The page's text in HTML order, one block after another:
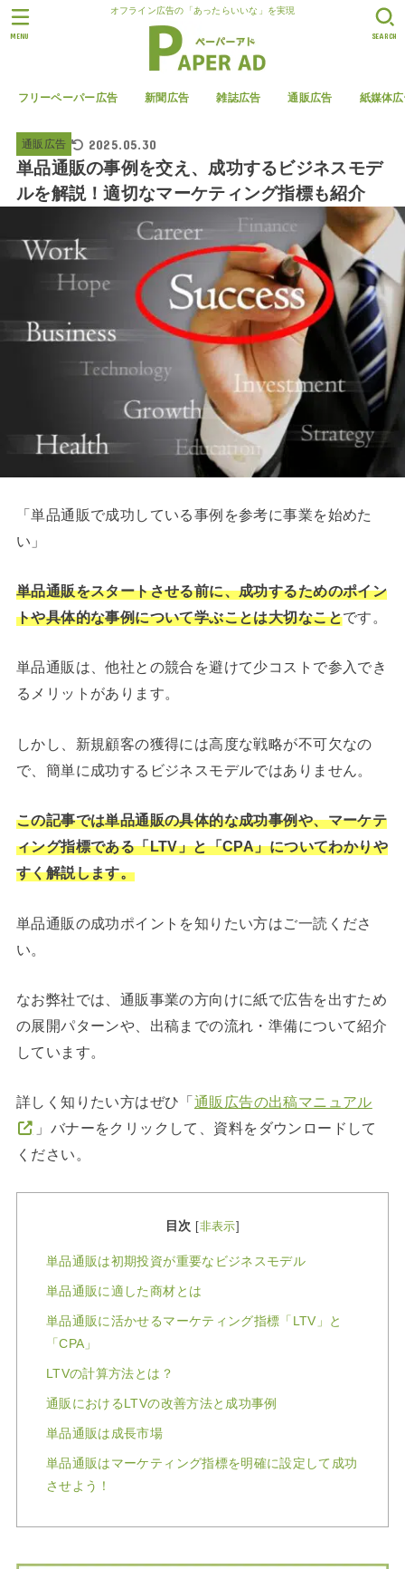
オフライン広告の「あったらいいな」を実現
フリーペーパー広告 新聞広告 雑誌広告 通販広告 紙媒体
SEARCH
MENU
通販広告 2025.05.30
単品通販の事例を交え、成功するビジネスモデ
ルを解説！適切なマーケティング指標も紹介
「単品通販で成功している事例を参考に事業を始めた
い」
単品通販をスタートさせる前に、成功するためのポイン
トや具体的な事例について学ぶことは大切なことです。
単品通販は、他社との競合を避けて少コストで参入でき
るメリットがあります。
しかし、新規顧客の獲得には高度な戦略が不可欠なの
で、簡単に成功するビジネスモデルではありません。
この記事では単品通販の具体的な成功事例や、マーケテ
ィング指標である「LTV」と「CPA」についてわかりや
すく解説します。
単品通販の成功ポイントを知りたい方はご一読くださ
い。
なお弊社では、通販事業の方向けに紙で広告を出すため
の展開パターンや、出稿までの流れ・準備について紹介
しています。
詳しく知りたい方はぜひ「通販広告の出稿マニュアル
」バナーをクリックして、資料をダウンロードして
ください。
目次 [非表示]
単品通販は初期投資が重要なビジネスモデル
単品通販に適した商材とは
単品通販に活かせるマーケティング指標「LTV」と
「CPA」
LTVの計算方法とは？
通販におけるLTVの改善方法と成功事例
単品通販は成長市場
単品通販はマーケティング指標を明確に設定して成功
させよう！